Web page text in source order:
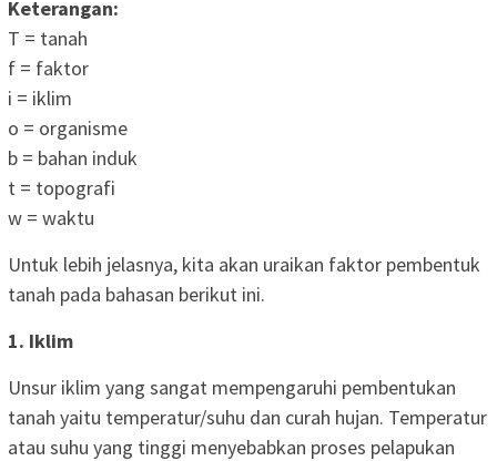
Keterangan:
T = tanah
f = faktor
i = iklim
o = organisme
b = bahan induk
t = topografi
w = waktu
Untuk lebih jelasnya, kita akan uraikan faktor pembentuk
tanah pada bahasan berikut ini.
1. Iklim
Unsur iklim yang sangat mempengaruhi pembentukan
tanah yaitu temperatur/suhu dan curah hujan. Temperatur
atau suhu yang tinggi menyebabkan proses pelapukan